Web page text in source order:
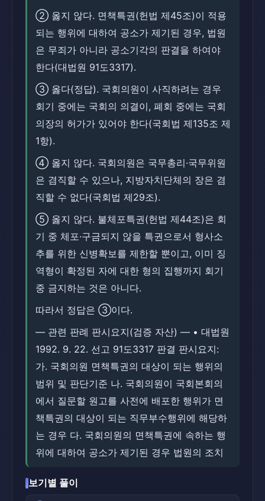
② 옳지 않다. 면책특권(헌법 제45조)이 적용
되는 행위에 대하여 공소가 제기된 경우, 법원
은 무죄가 아니라 공소기각의 판결을 하여야
한다(대법원 91도3317).
③ 옳다(정답). 국회의원이 사직하려는 경우
회기 중에는 국회의 의결이, 폐회 중에는 국회
의장의 허가가 있어야 한다(국회법 제135조 제
1항).
④ 옳지 않다. 국회의원은 국무총리·국무위원
은 겸직할 수 있으나, 지방자치단체의 장은 겸
직할 수 없다(국회법 제29조).
⑤ 옳지 않다. 불체포특권(헌법 제44조)은 회
기 중 체포·구금되지 않을 특권으로서 형사소
추를 위한 신병확보를 제한할 뿐이고, 이미 징
역형이 확정된 자에 대한 형의 집행까지 회기
중 금지하는 것은 아니다.
따라서 정답은 ③이다.
― 관련 판례 판시요지(검증 자산) ― • 대법원
1992. 9. 22. 선고 91도3317 판결 판시요지:
가. 국회의원 면책특권의 대상이 되는 행위의
범위 및 판단기준 나. 국회의원이 국회본회의
에서 질문할 원고를 사전에 배포한 행위가 면
책특권의 대상이 되는 직무부수행위에 해당하
는 경우 다. 국회의원의 면책특권에 속하는 행
위에 대하여 공소가 제기된 경우 법원의 조치
보기별 풀이